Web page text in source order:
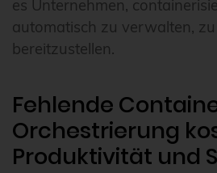
es Unternehmen,
automatisch zu verwalten,
bereitzustellen.
Fehlende
Orchestrierung
Produktivität und